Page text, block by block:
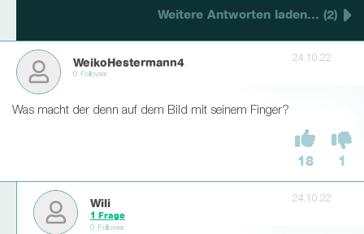
Weitere Antworten laden... (2)
WeikoHestermann4
0 Follower
24.10.22
Was macht der denn auf dem Bild mit seinem Finger?
18 1
Wili
1 Frage
0 Follower
24.10.22